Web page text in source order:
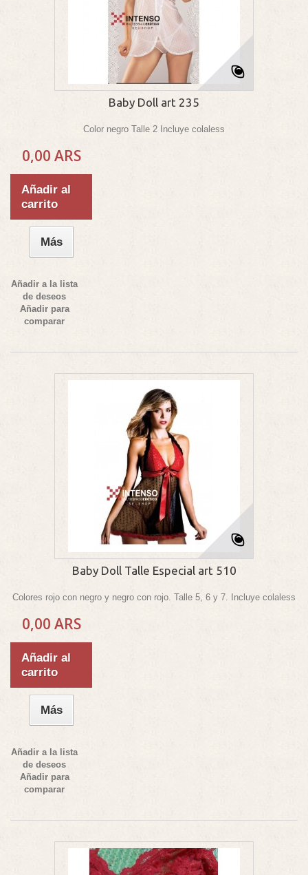
Baby Doll art 235
Color negro Talle 2 Incluye colaless
0,00 ARS
Añadir al
carrito
Más
Añadir a la lista
de deseos
Añadir para
comparar
Baby Doll Talle Especial art 510
Colores rojo con negro y negro con rojo. Talle 5, 6 y 7. Incluye colaless
0,00 ARS
Añadir al
carrito
Más
Añadir a la lista
de deseos
Añadir para
comparar